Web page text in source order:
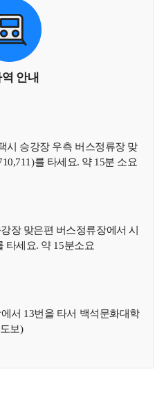
안내
시 승강장 우측 버스정류장 맞
를 타세요. 약 15분 소요
장 맞은편 버스정류장에서 시
타세요. 약 15분소요
서 13번을 타서 백석문화대학
보)